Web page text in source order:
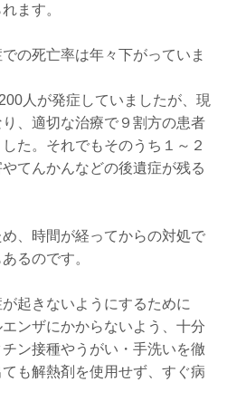
ます。
の死亡率は年々下がっていま
人が発症していましたが、現
、適切な治療で９割方の患者
た。それでもそのうち１～２
てんかんなどの後遺症が残る
、時間が経ってからの対処で
るのです。
起きないようにするために
ンザにかからないよう、十分
ン接種やうがい・手洗いを徹
も解熱剤を使用せず、すぐ病